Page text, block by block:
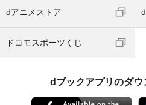
dアニメストア
ドコモスポーツくじ
dブックアプリのダウ